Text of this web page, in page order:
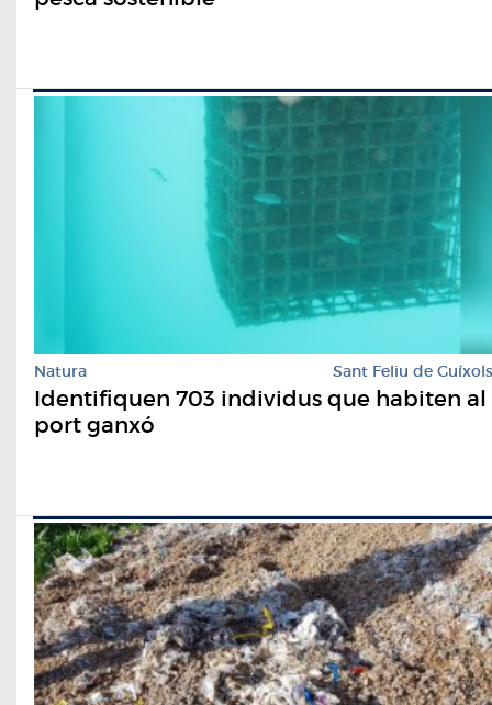
Natura Sant Feliu de Guíxols
Identifiquen 703 individus que habiten al
port ganxó